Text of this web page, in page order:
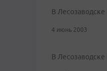
В Лесозаводске
4 июнь 2003
В Лесозаводске